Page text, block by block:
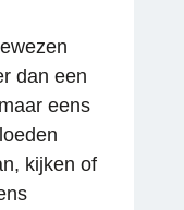
dan een
eens
kijken of